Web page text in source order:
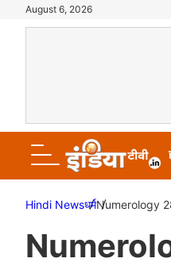
August 6, 2026
Hindi Newsधर्मNumerology 28